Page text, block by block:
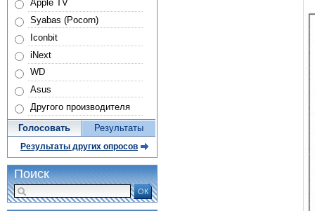
Apple TV
Syabas (Pocorn)
Iconbit
iNext
WD
Asus
Другого производителя
Голосовать Результаты
Результаты других опросов
Поиск
ОК